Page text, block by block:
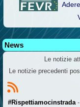
News
Le notizie
Le notizie precedenti
#Rispettiamocinstrada